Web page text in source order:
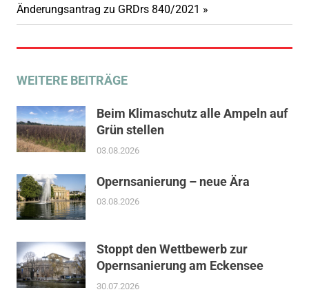
Beitrag:
Änderungsantrag zu GRDrs 840/2021
WEITERE BEITRÄGE
Beim Klimaschutz alle Ampeln auf
Grün stellen
03.08.2026
Opernsanierung – neue Ära
03.08.2026
Stoppt den Wettbewerb zur
Opernsanierung am Eckensee
30.07.2026